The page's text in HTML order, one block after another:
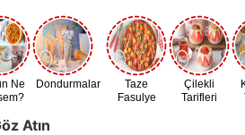
Ne
Dondurmalar
Taze
Fasulye
Çilekli
Tarifleri
Atın